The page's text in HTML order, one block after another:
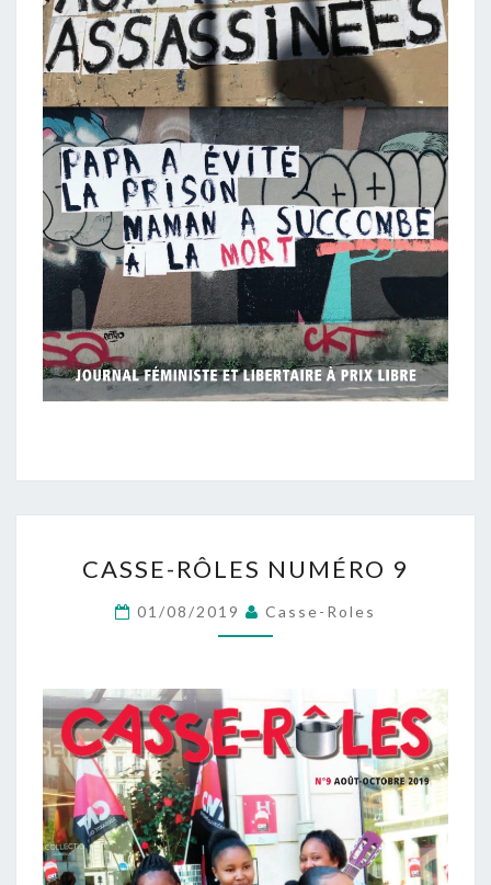
RÔLES
NUMÉRO
9
CASSE-RÔLES NUMÉRO 9
01/08/2019 Casse-Roles